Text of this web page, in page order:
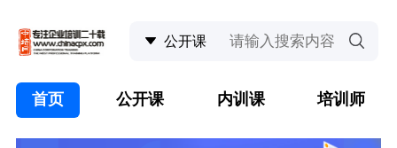
首页 公开课 内训课 培训师